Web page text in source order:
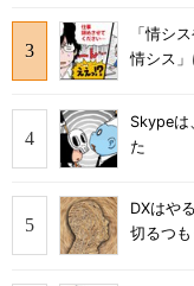
「情シ
情シス
Skypeは
た
DXはや
切るつ